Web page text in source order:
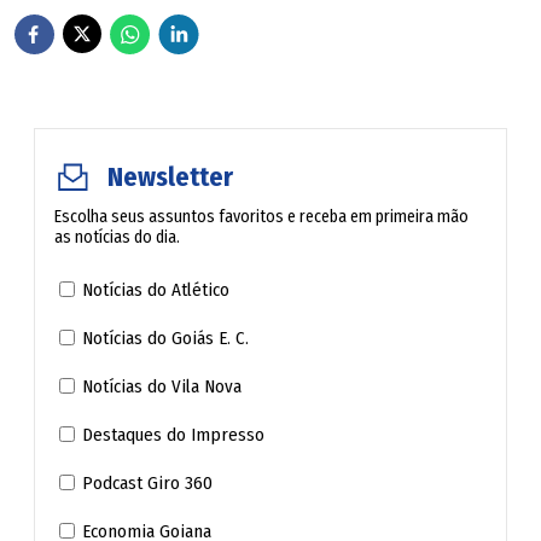
sobre os quais parece ter sentimentos mistos.
obscuridade e da alegoria. Mas é também onde Guerra
melhor pôde exercitar seu gosto pelos planos longos e
vezes.
Os tempos muito duros no Brasil foram compensados
de si. "Cheguei a Maputo no dia da Independência", diz. Foi
em 25 de junho de 1975. O país de cujo movimento pela
Newsletter
Escolha seus assuntos favoritos e receba em primeira mão
as notícias do dia.
Notícias do Atlético
Notícias do Goiás E. C.
Notícias do Vila Nova
Destaques do Impresso
Podcast Giro 360
Economia Goiana